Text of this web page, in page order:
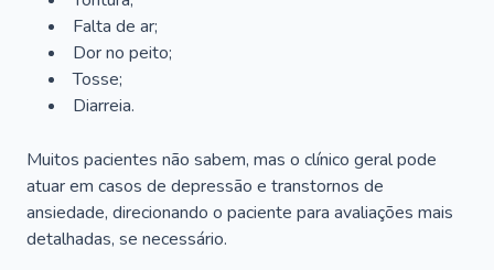
Falta de ar;
Dor no peito;
Tosse;
Diarreia.
Muitos pacientes não sabem, mas o clínico geral pode
atuar em casos de depressão e transtornos de
ansiedade, direcionando o paciente para avaliações mais
detalhadas, se necessário.